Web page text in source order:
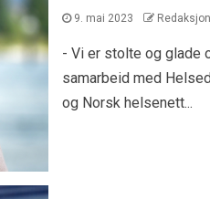
9. mai 2023
- Vi er stolte og glade
samarbeid med
og Norsk helsenett...